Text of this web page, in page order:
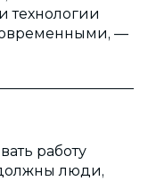
технологии
—
работу
люди,